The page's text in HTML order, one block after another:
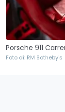
Porsche 911
Foto di: RM Sotheby's